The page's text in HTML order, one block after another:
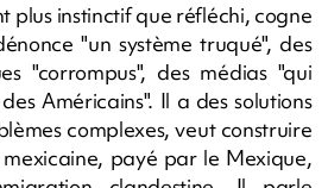
plus instinctif que réfléchi, cogne
"un système truqué", des
"corrompus", des médias "qui
Américains". Il a des solutions
complexes, veut construire
payé par le Mexique,